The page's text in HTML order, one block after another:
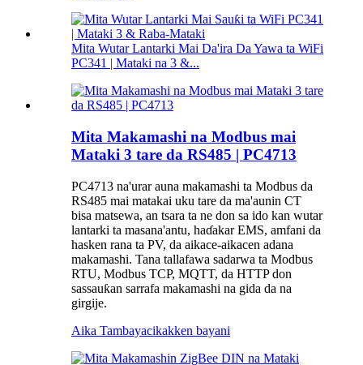
Mita Wutar Lantarki Mai Da'ira Da Yawa ta WiFi
PC341 | Mataki na 3 &...
Mita Makamashi na Modbus mai
Mataki 3 tare da RS485 | PC4713
PC4713 na'urar auna makamashi ta Modbus da
RS485 mai matakai uku tare da ma'aunin CT
bisa matsewa, an tsara ta ne don sa ido kan wutar
lantarki ta masana'antu, haɗakar EMS, amfani da
hasken rana ta PV, da aikace-aikacen adana
makamashi. Tana tallafawa sadarwa ta Modbus
RTU, Modbus TCP, MQTT, da HTTP don
sassauƙan sarrafa makamashi na gida da na
girgije.
Aika Tambayacikakken bayani